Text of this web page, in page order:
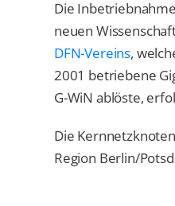
Die
neuen
DFN-Vereins,
2001 betriebene
G-WiN ablöste,
Die
Region Berlin/